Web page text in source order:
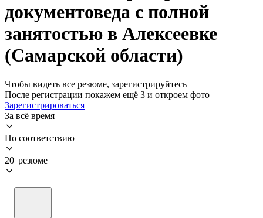
документоведа с полной
занятостью в Алексеевке
(Самарской области)
Чтобы видеть все резюме, зарегистрируйтесь
После регистрации покажем ещё 3 и откроем фото
Зарегистрироваться
За всё время
По соответствию
20 резюме